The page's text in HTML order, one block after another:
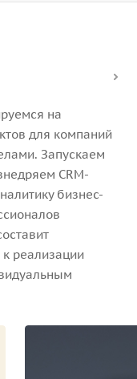
на
для компаний
Запускаем
CRM-
бизнес-
реализации